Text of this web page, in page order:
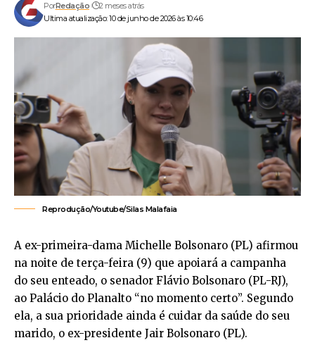
Ultima atualização: 10 de junho de 2026 às 10:46
PorRedação 2 meses atrás
Reprodução/Youtube/Silas Malafaia
A ex-primeira-dama Michelle Bolsonaro (PL) afirmou
na noite de terça-feira (9) que apoiará a campanha
do seu enteado, o senador Flávio Bolsonaro (PL-RJ),
ao Palácio do Planalto “no momento certo”. Segundo
ela, a sua prioridade ainda é cuidar da saúde do seu
marido, o ex-presidente Jair Bolsonaro (PL).